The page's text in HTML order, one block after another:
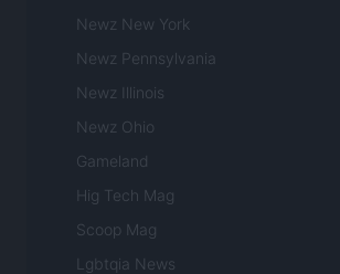
Newz New York
Newz Pennsylvania
Newz Illinois
Newz Ohio
Gameland
Hig Tech Mag
Scoop Mag
Lgbtqia News